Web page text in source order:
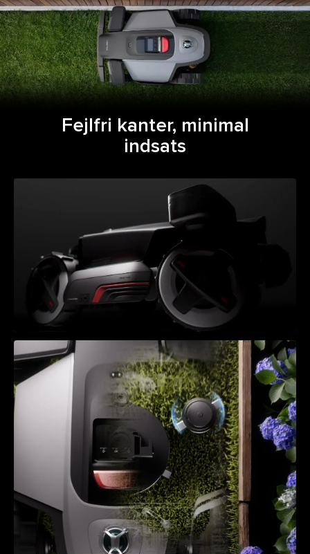
Fejlfri kanter, minimal
indsats